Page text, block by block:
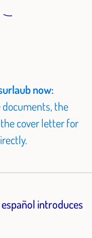
now:
documents, the
cover letter for
español introduces